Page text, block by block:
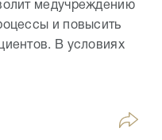
медучреждению
и повысить
В условиях